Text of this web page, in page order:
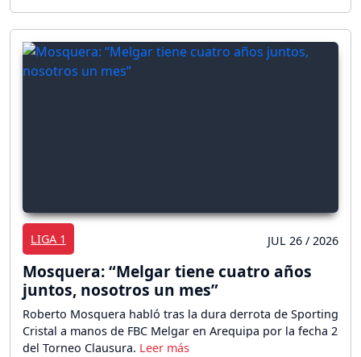
LIGA 1 JUL 26 / 2026
Mosquera: “Melgar tiene cuatro años
juntos, nosotros un mes”
Roberto Mosquera habló tras la dura derrota de Sporting
Cristal a manos de FBC Melgar en Arequipa por la fecha 2
del Torneo Clausura.